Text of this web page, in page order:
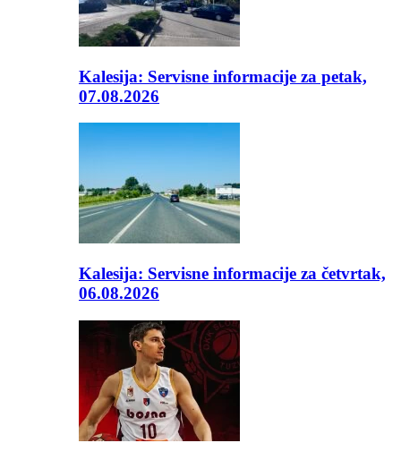
Kalesija: Servisne informacije za petak,
07.08.2026
Kalesija: Servisne informacije za četvrtak,
06.08.2026